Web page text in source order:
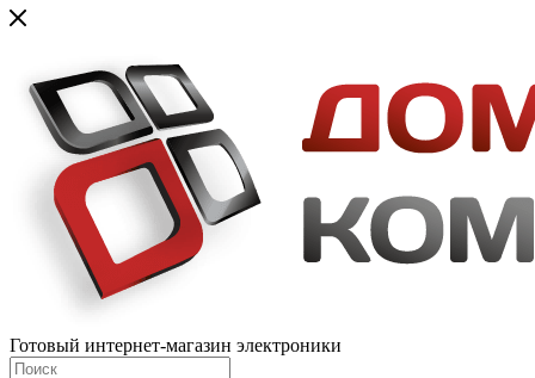
Готовый интернет-магазин электроники